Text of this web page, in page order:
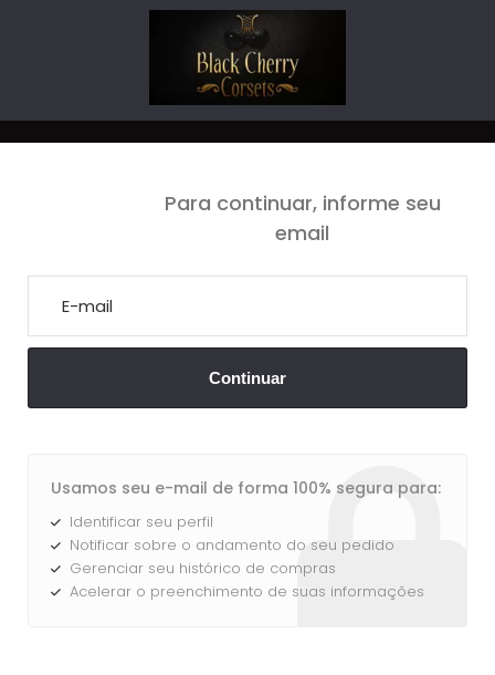
Para continuar, informe seu
email
Em breve entraremos em contato.
Continuar
Usamos seu e-mail de forma 100% segura para:
Identificar seu perfil
Notificar sobre o andamento do seu pedido
Gerenciar seu histórico de compras
Acelerar o preenchimento de suas informações